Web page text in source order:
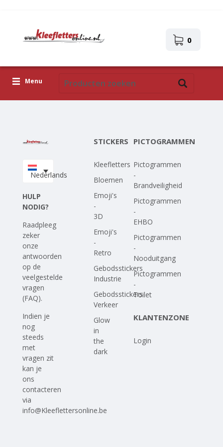
0
Menu
Upload je eigen ontwerp
Nederlands
HULP
NODIG?
Raadpleeg
zeker
onze
antwoorden
op de
veelgestelde
vragen
(FAQ).
Indien je
nog
steeds
met
vragen zit
kan je
ons
contacteren
via
info@Kleeflettersonline.be
STICKERS
Kleefletters
Bloemen
Emoji's
-
3D
Emoji's
-
Retro
Gebodsstickers
Industrie
Gebodsstickers
Verkeer
Glow
in
the
dark
PICTOGRAMMEN
Pictogrammen
-
Brandveiligheid
Pictogrammen
-
EHBO
Pictogrammen
-
Nooduitgang
Pictogrammen
-
Toilet
KLANTENZONE
Login